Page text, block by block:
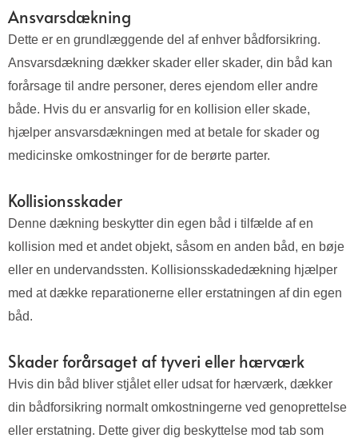
Ansvarsdækning
Dette er en grundlæggende del af enhver bådforsikring.
Ansvarsdækning dækker skader eller skader, din båd kan
forårsage til andre personer, deres ejendom eller andre
både. Hvis du er ansvarlig for en kollision eller skade,
hjælper ansvarsdækningen med at betale for skader og
medicinske omkostninger for de berørte parter.
Kollisionsskader
Denne dækning beskytter din egen båd i tilfælde af en
kollision med et andet objekt, såsom en anden båd, en bøje
eller en undervandssten. Kollisionsskadedækning hjælper
med at dække reparationerne eller erstatningen af din egen
båd.
Skader forårsaget af tyveri eller hærværk
Hvis din båd bliver stjålet eller udsat for hærværk, dækker
din bådforsikring normalt omkostningerne ved genoprettelse
eller erstatning. Dette giver dig beskyttelse mod tab som